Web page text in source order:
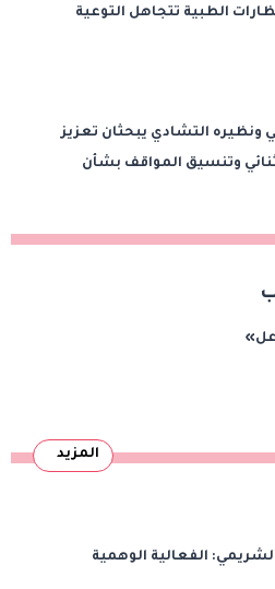
الطبية تتجاهل التوعية
ونظيره التشادي يبحثان تعزيز
وتنسيق المواقف بشأن
المزيد
الفعالية الوهمية